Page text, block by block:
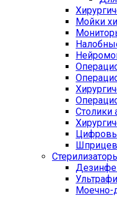
Мойки
Столики
Моечно-